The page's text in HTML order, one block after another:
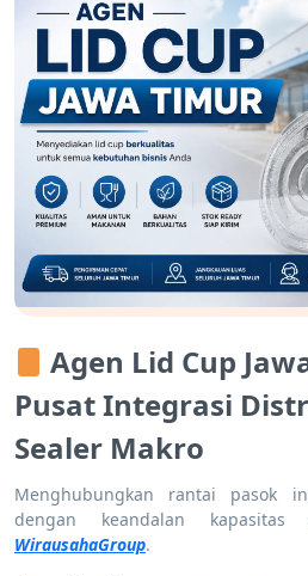
Agen Lid Cup
Pusat Integrasi
Sealer Makro
Menghubungkan rantai pasok
dengan keandalan
WirausahaGroup.